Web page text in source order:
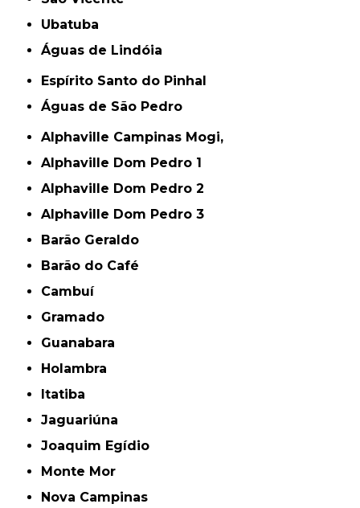
Ubatuba
Águas de Lindóia
Espírito Santo do Pinhal
Águas de São Pedro
Alphaville Campinas Mogi,
Alphaville Dom Pedro 1
Alphaville Dom Pedro 2
Alphaville Dom Pedro 3
Barão Geraldo
Barão do Café
Cambuí
Gramado
Guanabara
Holambra
Itatiba
Jaguariúna
Joaquim Egídio
Monte Mor
Nova Campinas